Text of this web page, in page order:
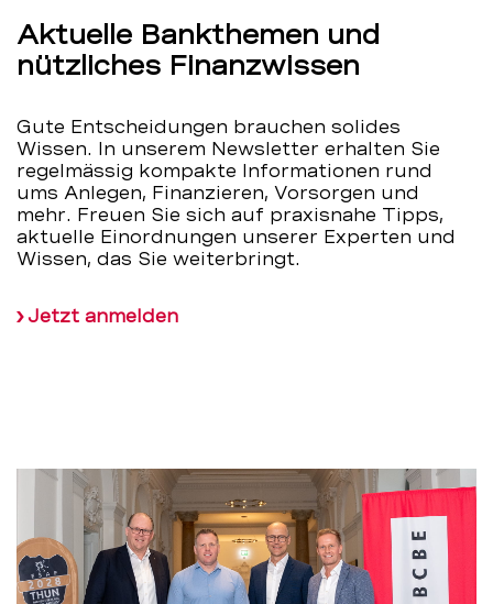
Aktuelle Bankthemen und
nützliches Finanzwissen
Gute Entscheidungen brauchen solides
Wissen. In unserem Newsletter erhalten Sie
regelmässig kompakte Informationen rund
ums Anlegen, Finanzieren, Vorsorgen und
mehr. Freuen Sie sich auf praxisnahe Tipps,
aktuelle Einordnungen unserer Experten und
Wissen, das Sie weiterbringt.
Jetzt anmelden